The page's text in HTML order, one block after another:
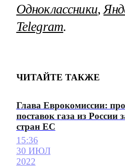
Одноклассники,
Telegram.
ЧИТАЙТЕ ТАКЖЕ
Глава Еврокомиссии:
поставок газа из России
стран ЕС
15:36
30 ИЮЛ
2022